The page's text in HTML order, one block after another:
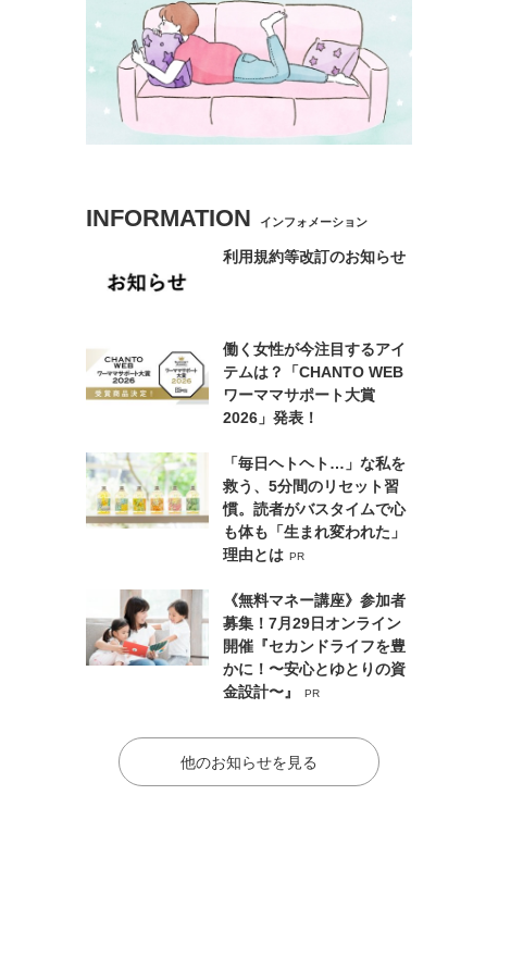
INFORMATION インフォメーション
利用規約等改訂のお知らせ
働く女性が今注目するアイ
テムは？「CHANTO WEB
ワーママサポート大賞
2026」発表！
「毎日ヘトヘト…」な私を
救う、5分間のリセット習
慣。読者がバスタイムで心
も体も「生まれ変われた」
理由とは PR
《無料マネー講座》参加者
募集！7月29日オンライン
開催『セカンドライフを豊
かに！〜安心とゆとりの資
金設計〜』
PR
他のお知らせを見る